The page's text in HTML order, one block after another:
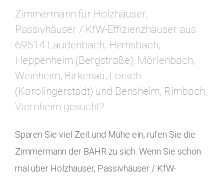
Zimmermann für Holzhäuser,
Passivhäuser / KfW-Effizienzhäuser aus
69514 Laudenbach, Hemsbach,
Heppenheim (Bergstraße), Mörlenbach,
Weinheim, Birkenau, Lorsch
(Karolingerstadt) und Bensheim, Rimbach,
Viernheim gesucht?
Sparen Sie viel Zeit und Mühe ein, rufen Sie die
Zimmermann der BÄHR zu sich. Wenn Sie schon
mal über Holzhäuser, Passivhäuser / KfW-